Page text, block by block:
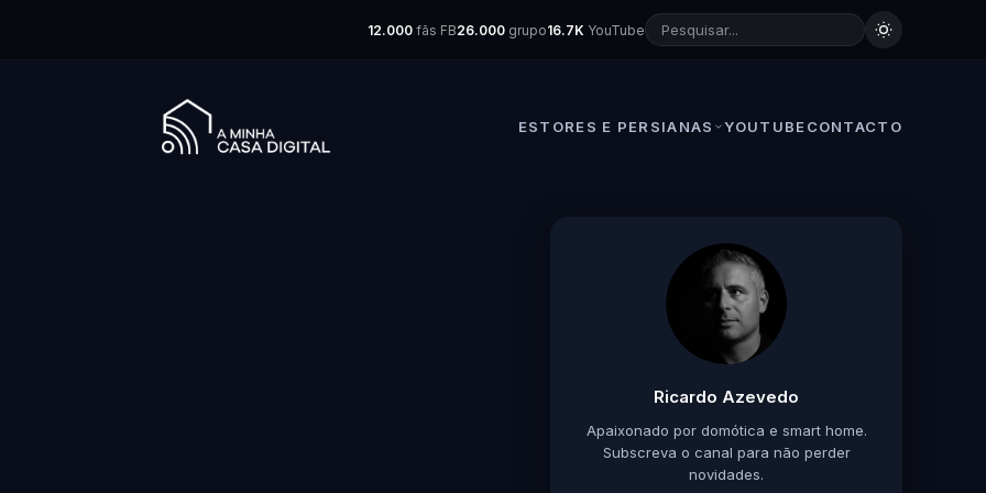
12.000 fãs FB26.000 grupo16.7K YouTube
ESTORES E PERSIANAS YOUTUBE CONTACTO
Ricardo Azevedo
Apaixonado por domótica e smart home.
Subscreva o canal para não perder
novidades.